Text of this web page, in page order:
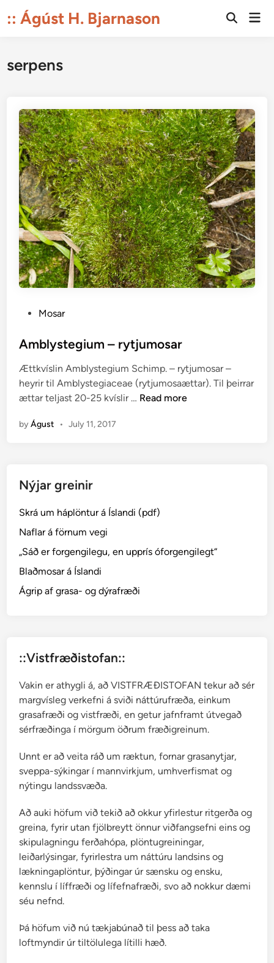
to:: Ágúst H. Bjarnason
Open
serpens
s
e
d
i
Mosar
Amblystegium – rytjumosar
Ættkvíslin Amblystegium Schimp. – rytjumosar –
heyrir til Amblystegiaceae (rytjumosaættar). Til þeirrar
ættar teljast 20-25 kvíslir … A
g
m
r
s
a
r
Read more
byÁgust • July 11, 2017
Nýjar greinir
Skrá um háplöntur á Íslandi (pdf)
Naflar á förnum vegi
„Sáð er forgengilegu, en upprís óforgengilegt“
Blaðmosar á Íslandi
Ágrip af grasa- og dýrafræði
::Vistfræðistofan::
Vakin er athygli á, að VISTFRÆÐISTOFAN tekur að sér
margvísleg verkefni á sviði náttúrufræða, einkum
grasafræði og vistfræði, en getur jafnframt útvegað
sérfræðinga í mörgum öðrum fræðigreinum.
Unnt er að veita ráð um ræktun, fornar grasanytjar,
sveppa-sýkingar í mannvirkjum, umhverfismat og
nýtingu landssvæða.
Að auki höfum við tekið að okkur yfirlestur ritgerða og
greina, fyrir utan fjölbreytt önnur viðfangsefni eins og
skipulagningu ferðahópa, plöntugreiningar,
leiðarlýsingar, fyrirlestra um náttúru landsins og
lækningaplöntur, þýðingar úr sænsku og ensku,
kennslu í líffræði og lífefnafræði, svo að nokkur dæmi
séu nefnd.
Þá höfum við nú tækjabúnað til þess að taka
loftmyndir úr tiltölulega lítilli hæð.